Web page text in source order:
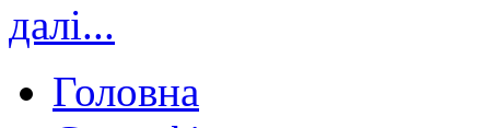
далі...
Головна